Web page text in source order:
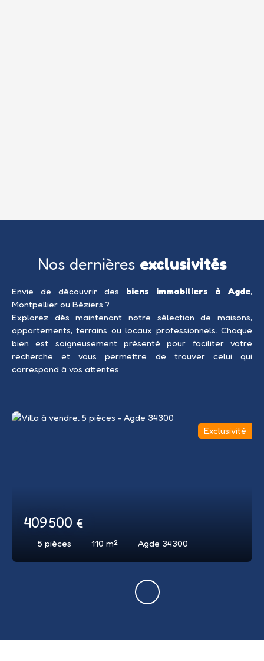
Nos dernières exclusivités
Envie de découvrir des biens immobiliers à Agde,
Montpellier ou Béziers ?
Explorez dès maintenant notre sélection de maisons,
appartements, terrains ou locaux professionnels. Chaque
bien est soigneusement présenté pour faciliter votre
recherche et vous permettre de trouver celui qui
correspond à vos attentes.
409 500 €
5 pièces 110 m² Agde 34300
Exclusivité